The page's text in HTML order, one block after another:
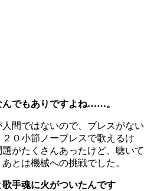
でもありですよね……。
間ではないので、ブレスがない
０小節ノーブレスで歌えるけ
がたくさんあったけど、聴いて
とは機械への挑戦でした。
手魂に火がついたんです